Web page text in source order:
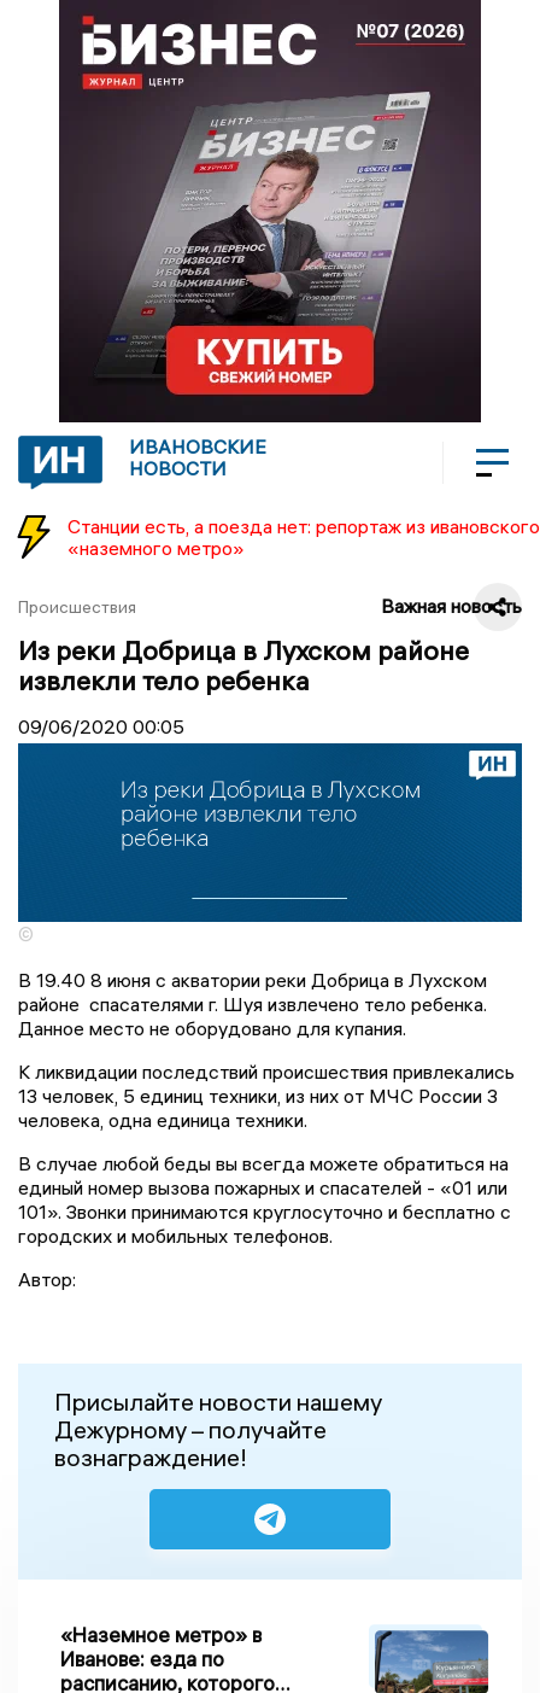
ИВАНОВСКИЕ
НОВОСТИ
Станции есть, а поезда нет: репортаж из ивановского
«наземного метро»
Происшествия Важная новость
Из реки Добрица в Лухском районе
извлекли тело ребенка
09/06/2020 00:05
©
В 19.40 8 июня с акватории реки Добрица в Лухском
районе спасателями г. Шуя извлечено тело ребенка.
Данное место не оборудовано для купания.
К ликвидации последствий происшествия привлекались
13 человек, 5 единиц техники, из них от МЧС России 3
человека, одна единица техники.
В случае любой беды вы всегда можете обратиться на
единый номер вызова пожарных и спасателей - «01 или
101». Звонки принимаются круглосуточно и бесплатно с
городских и мобильных телефонов.
Автор:
Присылайте новости нашему
Дежурному – получайте
вознаграждение!
«Наземное метро» в
Иванове: езда по
расписанию, которого